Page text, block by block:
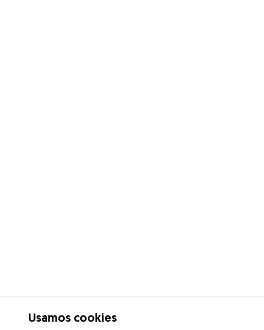
Usamos cookies